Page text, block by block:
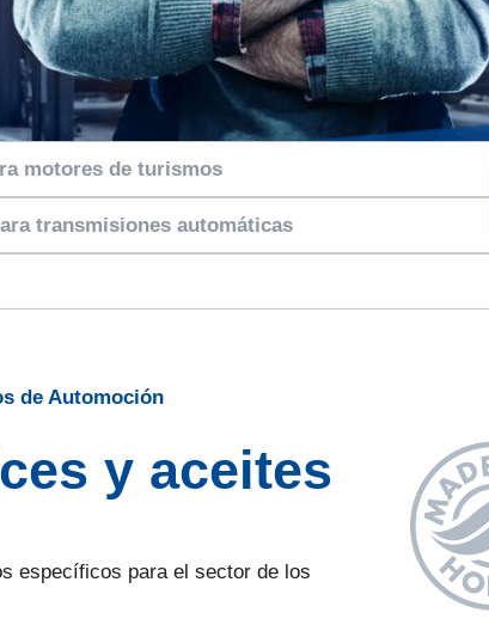
motores de turismos
transmisiones automáticas
de Automoción
y aceites
específicos para el sector de los